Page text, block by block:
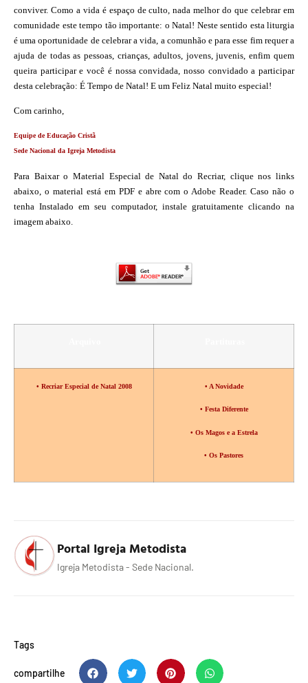
conviver. Como a vida é espaço de culto,nada melhor do que celebrar em
comunidade este tempo tão importante: o Natal! Neste sentido esta liturgia
é umaoportunidade de celebrar a vida, a comunhão e para esse fim requer a
ajuda de todas as pessoas, crianças, adultos, jovens,juvenis, enfim quem
queira participar evocê é nossa convidada, nosso convidadoa participar
desta celebração: É Tempo de Natal! E um Feliz Natal muito especial!
Com carinho,
Equipe de Educação Cristã
Sede Nacional da Igreja Metodista
Para Baixar o Material Especial de Natal do Recriar, clique nos links
abaixo, o material está em PDF e abre com o Adobe Reader. Caso não o
tenha Instalado em seu computador, instale gratuitamente clicando na
imagem abaixo.
• Recriar Especial de Natal 2008 • A Novidade
• Festa Diferente
• Os Magos e a Estrela
• Os Pastores
Portal Igreja Metodista
Igreja Metodista - Sede Nacional.
Tags
compartilhe